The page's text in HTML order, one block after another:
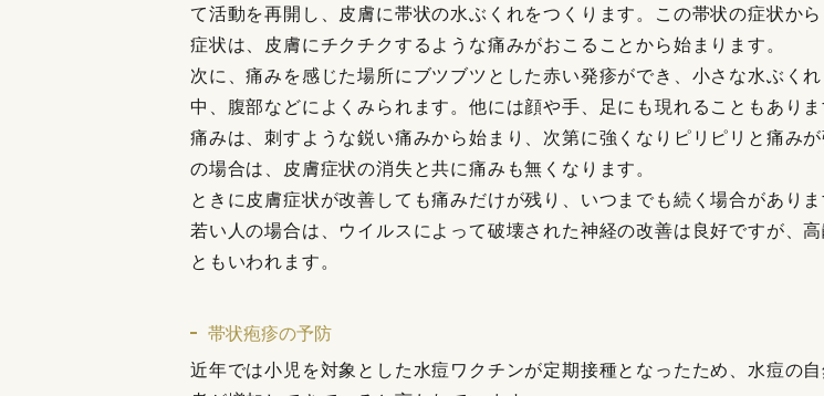
て活動を再開し、皮膚に帯状の水ぶくれをつくります。この帯状の症状から
症状は、皮膚にチクチクするような痛みがおこることから始まります。
次に、痛みを感じた場所にブツブツとした赤い発疹ができ、小さな水ぶく
中、腹部などによくみられます。他には顔や手、足にも現れることもありま
痛みは、刺すような鋭い痛みから始まり、次第に強くなりピリピリと痛み
の場合は、皮膚症状の消失と共に痛みも無くなります。
ときに皮膚症状が改善しても痛みだけが残り、いつまでも続く場合があり
若い人の場合は、ウイルスによって破壊された神経の改善は良好ですが、
ともいわれます。
帯状疱疹の予防
近年では小児を対象とした水痘ワクチンが定期接種となったため、水痘の